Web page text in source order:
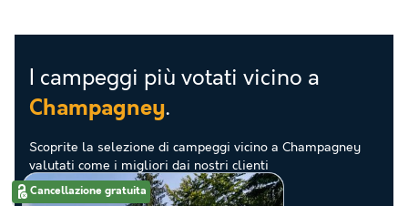
I campeggi più votati vicino a
Champagney.
Scoprite la selezione di campeggi vicino a Champagney
valutati come i migliori dai nostri clienti
Cancellazione gratuita